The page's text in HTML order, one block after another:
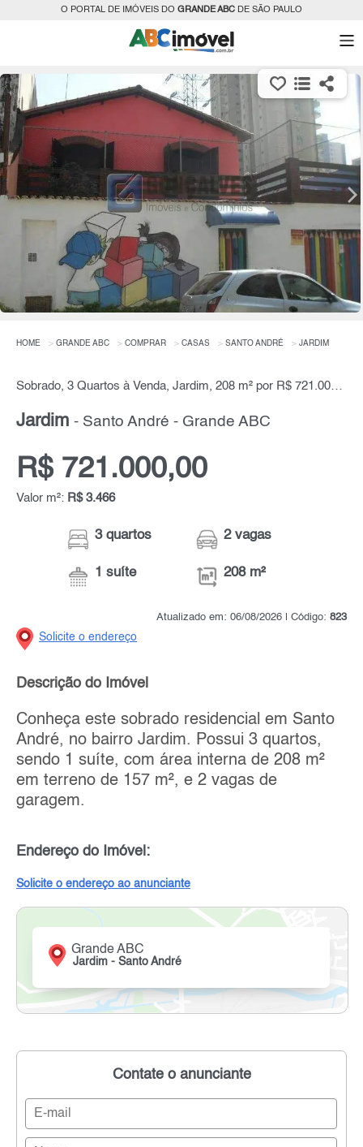
O PORTAL DE IMÓVEIS DO GRANDE ABC DE SÃO PAULO
HOME GRANDE ABC COMPRAR CASAS SANTO ANDRÉ JARDIM
Sobrado, 3 Quartos à Venda, Jardim, 208 m² por R$ 721.000,00
Jardim - Santo André - Grande ABC
R$ 721.000,00
Valor m²: R$ 3.466
3 quartos
1 suíte
2 vagas
208 m²
Atualizado em: 06/08/2026 | Código: 823
Solicite o endereço
Descrição do Imóvel
Conheça este sobrado residencial em Santo
André, no bairro Jardim. Possui 3 quartos,
sendo 1 suíte, com área interna de 208 m²
em terreno de 157 m², e 2 vagas de
garagem.
Endereço do Imóvel:
Solicite o endereço ao anunciante
Grande ABC
Jardim - Santo André
Contate o anunciante